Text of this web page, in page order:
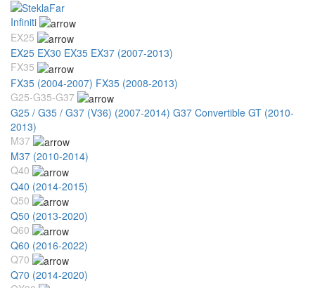
Infiniti
EX25
EX25 EX30 EX35 EX37 (2007-2013)
FX35
FX35 (2004-2007) FX35 (2008-2013)
G25-G35-G37
G25 / G35 / G37 (V36) (2007-2014) G37 Convertible GT (2010-
2013)
M37
M37 (2010-2014)
Q40
Q40 (2014-2015)
Q50
Q50 (2013-2020)
Q60
Q60 (2016-2022)
Q70
Q70 (2014-2020)